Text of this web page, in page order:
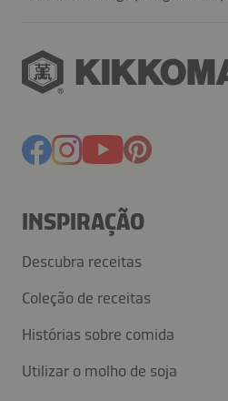
INSPIRAÇÃO
Descubra receitas
Coleção de receitas
Histórias sobre comida
Utilizar o molho de soja